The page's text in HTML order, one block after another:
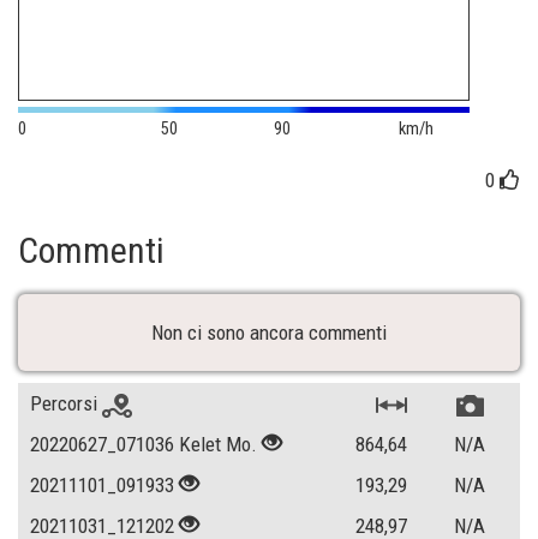
0 50 90 km/h
0
Commenti
Non ci sono ancora commenti
Percorsi
20220627_071036 Kelet Mo.
864,64
N/A
20211101_091933
193,29
N/A
20211031_121202
248,97
N/A